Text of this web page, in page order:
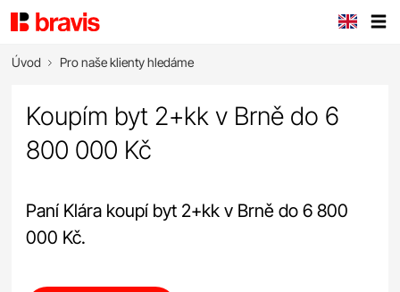
Úvod Pro naše klienty hledáme
Koupím byt 2+kk v Brně do 6
800 000 Kč
Paní Klára koupí byt 2+kk v Brně do 6 800
000 Kč.